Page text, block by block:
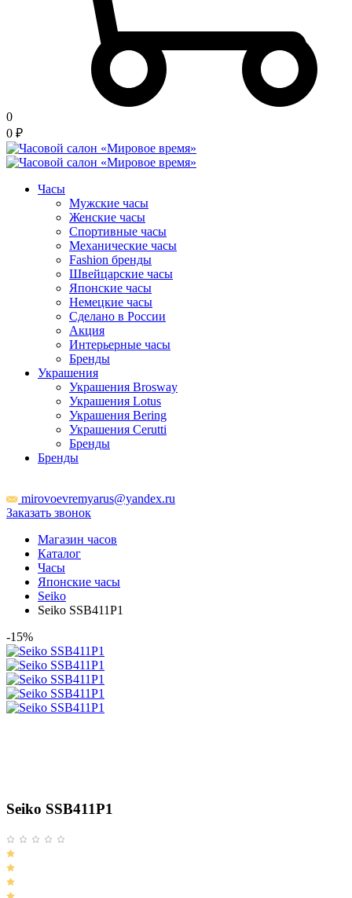
0
0 ₽
Часы
Мужские часы
Женские часы
Спортивные часы
Механические часы
Fashion бренды
Швейцарские часы
Японские часы
Немецкие часы
Сделано в России
Акция
Интерьерные часы
Бренды
Украшения
Украшения Brosway
Украшения Lotus
Украшения Bering
Украшения Cerutti
Бренды
Бренды
mirovoevremyarus@yandex.ru
Заказать звонок
Магазин часов
Каталог
Часы
Японские часы
Seiko
Seiko SSB411P1
-15%
Seiko SSB411P1